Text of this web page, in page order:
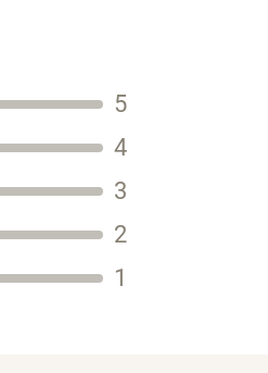
5
4
3
2
1